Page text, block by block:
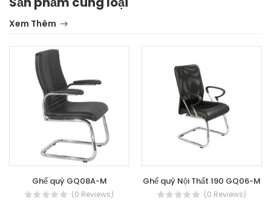
Xem Thêm
Ghế quỳ GQ08A-M
(0 Reviews)
Ghế quỳ Nội Thất 190 GQ06-M
(0 Reviews)